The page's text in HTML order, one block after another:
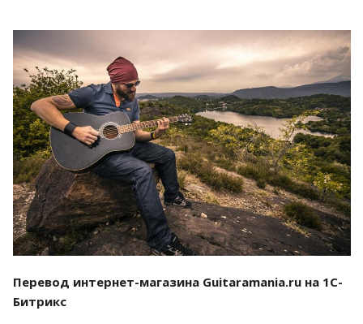
Смотреть проект
Перевод интернет-магазина Guitaramania.ru на 1С-
Битрикс